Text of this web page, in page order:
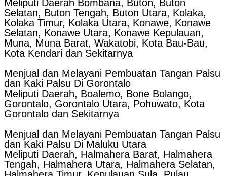
Meliputi Daerah Bombana, Buton, Buton
Selatan, Buton Tengah, Buton Utara, Kolaka,
Kolaka Timur, Kolaka Utara, Konawe, Konawe
Selatan, Konawe Utara, Konawe Kepulauan,
Muna, Muna Barat, Wakatobi, Kota Bau-Bau,
Kota Kendari dan Sekitarnya
Menjual dan Melayani Pembuatan Tangan Palsu
dan Kaki Palsu Di Gorontalo
Meliputi Daerah, Boalemo, Bone Bolango,
Gorontalo, Gorontalo Utara, Pohuwato, Kota
Gorontalo dan Sekitarnya
Menjual dan Melayani Pembuatan Tangan Palsu
dan Kaki Palsu Di Maluku Utara
Meliputi Daerah, Halmahera Barat, Halmahera
Tengah, Halmahera Utara, Halmahera Selatan,